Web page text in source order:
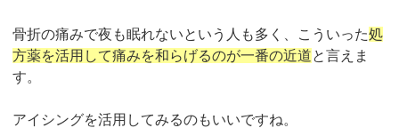
骨折の痛みで夜も眠れないという人も多く、こういった処
方薬を活用して痛みを和らげるのが一番の近道と言えま
す。
アイシングを活用してみるのもいいですね。